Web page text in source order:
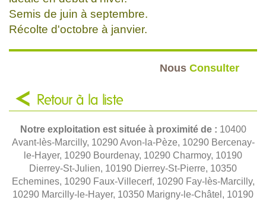
Semis de juin à septembre.
Récolte d'octobre à janvier.
Nous Consulter
Retour à la liste
Notre exploitation est située à proximité de : 10400
Avant-lès-Marcilly, 10290 Avon-la-Pèze, 10290 Bercenay-
le-Hayer, 10290 Bourdenay, 10290 Charmoy, 10190
Dierrey-St-Julien, 10190 Dierrey-St-Pierre, 10350
Echemines, 10290 Faux-Villecerf, 10290 Fay-lès-Marcilly,
10290 Marcilly-le-Hayer, 10350 Marigny-le-Châtel, 10190